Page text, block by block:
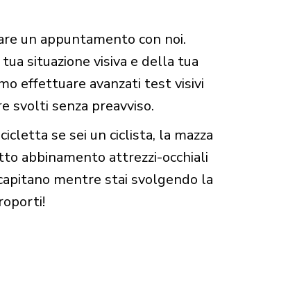
un appuntamento con noi.
situazione visiva e della tua
effettuare avanzati test visivi
svolti senza preavviso.
se sei un ciclista, la mazza
abbinamento attrezzi-occhiali
mentre stai svolgendo la